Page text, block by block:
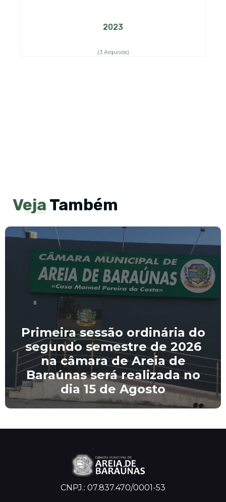
2023
(3 Arquivos)
Veja Também
Primeira sessão ordinária do
segundo semestre de 2026
na câmara de Areia de
Baraúnas será realizada no
dia 15 de Agosto
CNPJ.: 07.837.470/0001-53